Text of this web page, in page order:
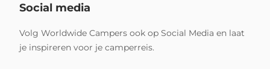
Social media
Volg Worldwide Campers ook op Social Media en laat
je inspireren voor je camperreis.